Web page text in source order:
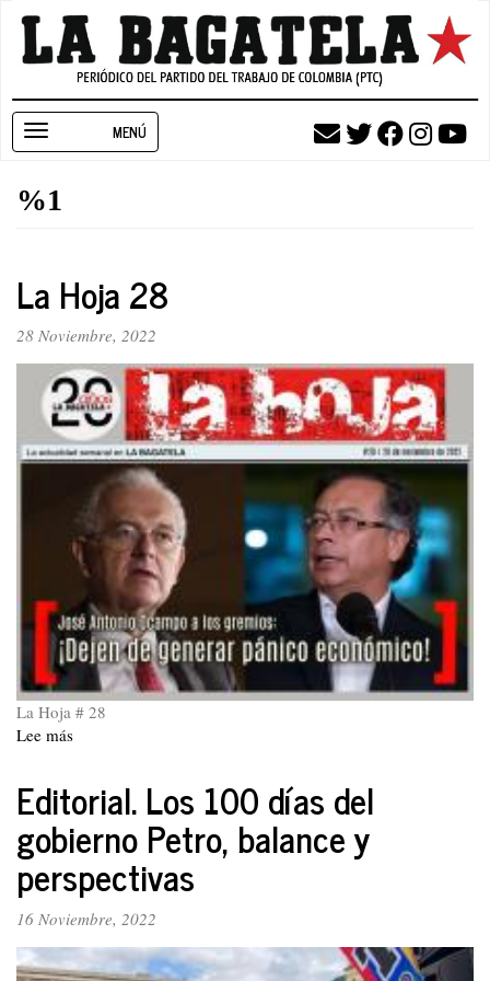
Pasar
contenido
navigation
%1
La Hoja 28
28 Noviembre, 2022
La Hoja # 28
Lee más
28
Editorial. Los 100 días del
gobierno Petro, balance y
perspectivas
16 Noviembre, 2022